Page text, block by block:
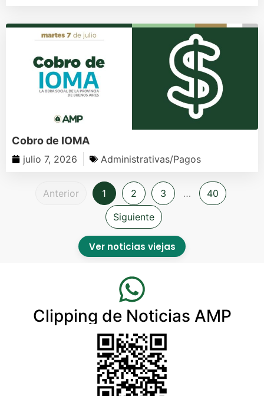
Cobro de IOMA
julio 7, 2026 Administrativas/Pagos
Anterior 1 2 3 …
40
Siguiente
Ver noticias viejas
Clipping de Noticias AMP